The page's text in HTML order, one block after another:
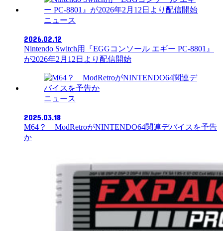
ニュース
2026.02.12
Nintendo Switch用『EGGコンソール エギー PC-8801』
が2026年2月12日より配信開始
ニュース
2025.03.18
M64？ ModRetroがNINTENDO64関連デバイスを予告
か